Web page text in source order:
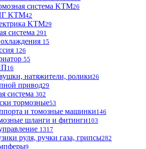
система KTM26
KTM42
KTM29
система 291
15
126
55
16
натяжители, ролики26
привод29
система 302
тормозные53
и томозные машинки146
шланги и фитинги103
1317
руля, ручки газа, грипсы282
9